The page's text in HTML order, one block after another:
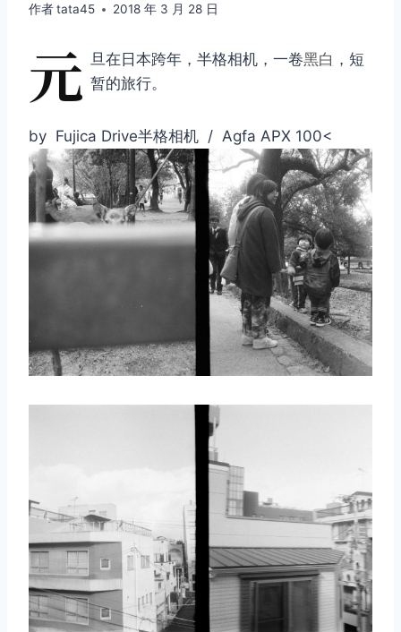
作者tata45 2018 年 3 月 28 日
元 旦在日本跨年，半格相机，一卷黑白 ，短
暂的旅行。
by Fujica Drive半格相机 / Agfa APX 100<